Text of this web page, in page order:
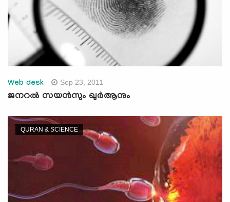
Web desk Sep 23, 2011
ജനറല്‍ സയന്‍സും ഖുര്‍ആനും
QURAN & SCIENCE